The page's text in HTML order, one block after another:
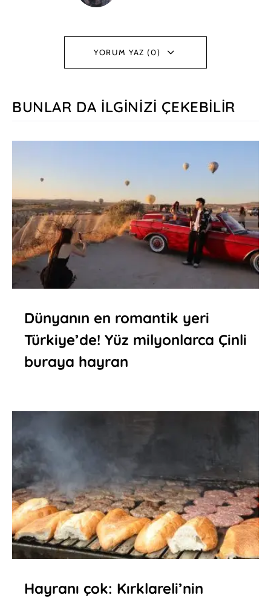
YORUM YAZ (0)
BUNLAR DA İLGINIZI ÇEKEBILIR
Dünyanın en romantik yeri
Türkiye’de! Yüz milyonlarca Çinli
buraya hayran
Hayranı çok: Kırklareli’nin